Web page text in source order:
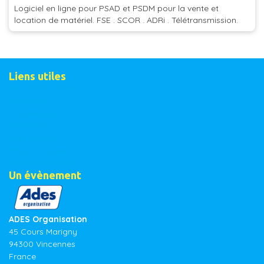
Logiciel en ligne pour PSAD et PSDM pour la vente et
location de matériel. FSE . SCOR . ADRi . Télétransmission.
Liens utiles
Un évènement
ADES Organisation
45 Cours Marigny
94300 Vincennes
France